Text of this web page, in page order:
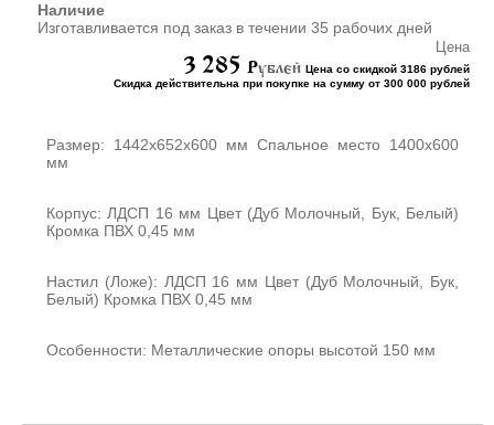
КРОВАТИ ДЛЯ ДЕТСКОГО
САДА (65)
МАТРАСЫ ДЛЯ ДЕТСКИХ
КРОВАТЕЙ (6)
СТУЛЬЯ И СКАМЕЙКИ ДЛЯ
ШКАФЫ В РАЗДЕВАЛКУ
ДЛЯ ДЕТСКОГО САДА (39)
И ГОРШКОВ (32)
СТЕЛЛАЖИ И СТЕНКИ
ИГРОВАЯ МЕБЕЛЬ (16)
Наличие
Изготавливается под заказ в течении 35 рабочих дней
Цена
3 285 Pублей Цена со скидкой 3186 рублей
Скидка действительна при покупке на сумму от 300 000 рублей
Размер: 1442х652х600 мм Спальное место 1400х600
мм
Корпус: ЛДСП 16 мм Цвет (Дуб Молочный, Бук, Белый)
Кромка ПВХ 0,45 мм
Настил (Ложе): ЛДСП 16 мм Цвет (Дуб Молочный, Бук,
Белый) Кромка ПВХ 0,45 мм
Особенности: Металлические опоры высотой 150 мм